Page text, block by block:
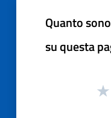
Quanto
su questa